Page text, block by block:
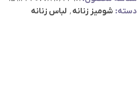
دسته: شومیز زنانه , لباس زنانه